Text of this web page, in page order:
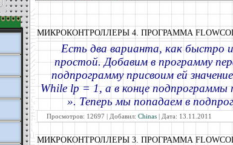
МИКРОКОНТРОЛЛЕРЫ 4. ПРОГРАММА
Есть два варианта, как быстро
простой. Добавим в программу
подпрограмму присвоим ей
While lp = 1, а в конце подпрограммы
». Теперь мы попадаем в
Просмотров: 12697 | Добавил: Chinas | Дата: 13.11.2011
МИКРОКОНТРОЛЛЕРЫ 3. ПРОГРАММА